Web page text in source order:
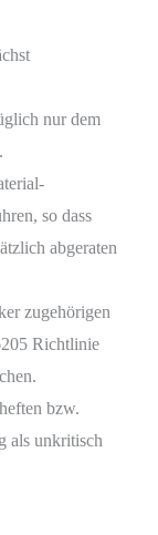
nur dem
so dass
abgeraten
zugehörigen
Richtlinie
bzw.
als unkritisch